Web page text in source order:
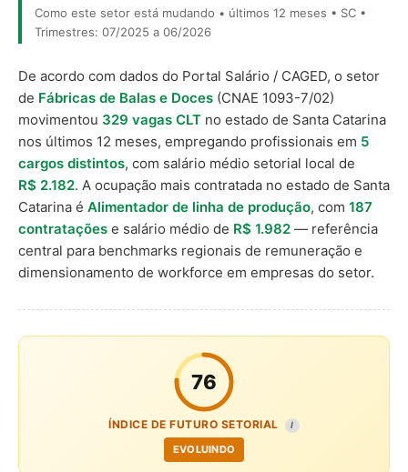
Como este setor está mudando • últimos 12 meses • SC •
Trimestres: 07/2025 a 06/2026
De acordo com dados do Portal Salário / CAGED, o setor
de Fábricas de Balas e Doces (CNAE 1093-7/02)
movimentou 329 vagas CLT no estado de Santa Catarina
nos últimos 12 meses, empregando profissionais em 5
cargos distintos, com salário médio setorial local de
R$ 2.182. A ocupação mais contratada no estado de Santa
Catarina é Alimentador de linha de produção, com 187
contratações e salário médio de R$ 1.982 — referência
central para benchmarks regionais de remuneração e
dimensionamento de workforce em empresas do setor.
76
ÍNDICE DE FUTURO SETORIAL I
EVOLUINDO